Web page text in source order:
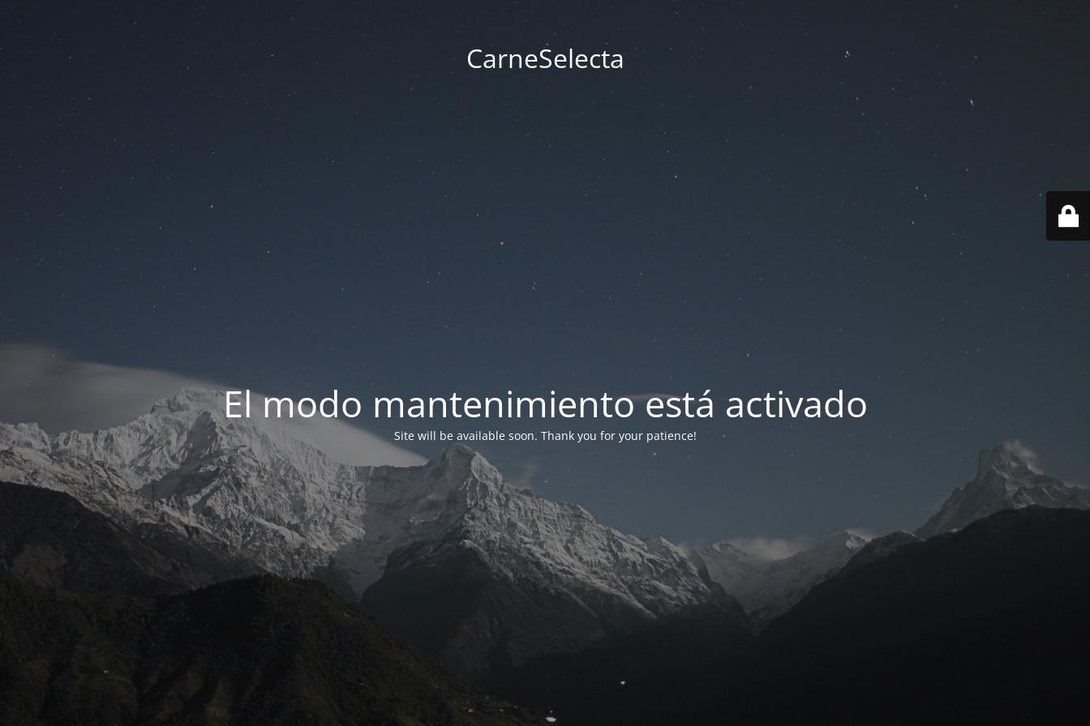
CarneSelecta
El modo mantenimiento está activado
Site will be available soon. Thank you for your patience!